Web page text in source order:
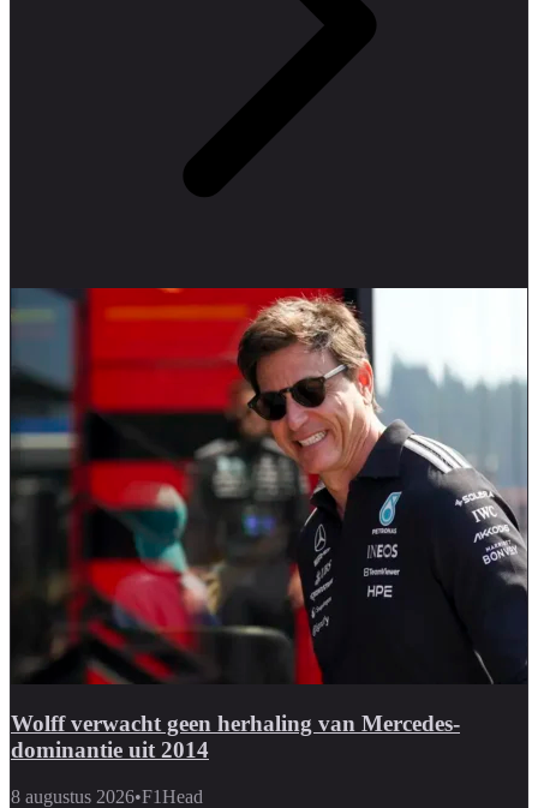
Wolff verwacht geen herhaling van Mercedes-
dominantie uit 2014
8 augustus 2026•F1Head